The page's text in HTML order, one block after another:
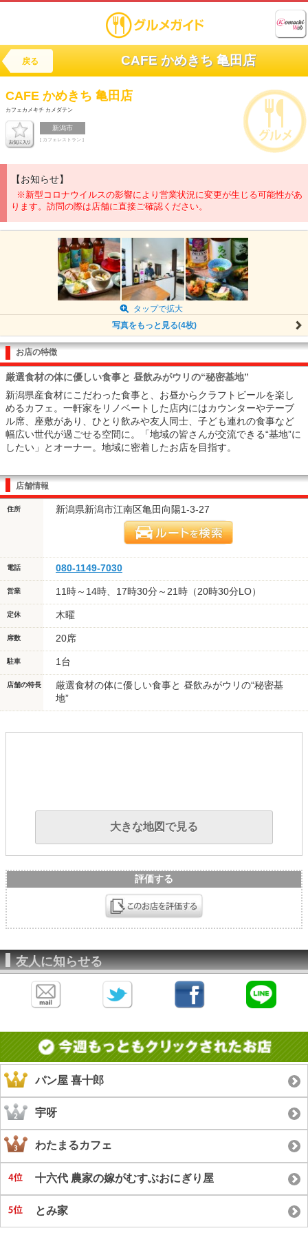
戻る CAFE かめきち 亀田店
CAFE かめきち 亀田店
カフェカメキチ カメダテン
新潟市
[ カフェレストラン ]
【お知らせ】
※新型コロナウイルスの影響により営業状況に変更が生じる可能性があ
ります。訪問の際は店舗に直接ご確認ください。
タップで拡大
写真をもっと見る(4枚)
お店の特徴
厳選食材の体に優しい食事と 昼飲みがウリの“秘密基地”
新潟県産食材にこだわった食事と、お昼からクラフトビールを楽し
めるカフェ。一軒家をリノベートした店内にはカウンターやテーブ
ル席、座敷があり、ひとり飲みや友人同士、子ども連れの食事など
幅広い世代が過ごせる空間に。「地域の皆さんが交流できる“基地”に
したい」とオーナー。地域に密着したお店を目指す。
店舗情報
住所 新潟県新潟市江南区亀田向陽1-3-27
電話 080-1149-7030
営業 11時～14時、17時30分～21時（20時30分LO）
定休 木曜
席数 20席
駐車 1台
店舗の特長
厳選食材の体に優しい食事と 昼飲みがウリの“秘密基
地”
大きな地図で見る
評価する
友人に知らせる
パン屋 喜十郎
宇呀
わたまるカフェ
十六代 農家の嫁がむすぶおにぎり屋
とみ家